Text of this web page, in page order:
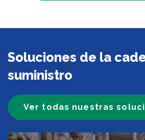
Soluciones de la
suministro
Ver todas nuestras